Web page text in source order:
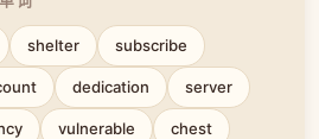
shelter subscribe
dedication server
vulnerable chest